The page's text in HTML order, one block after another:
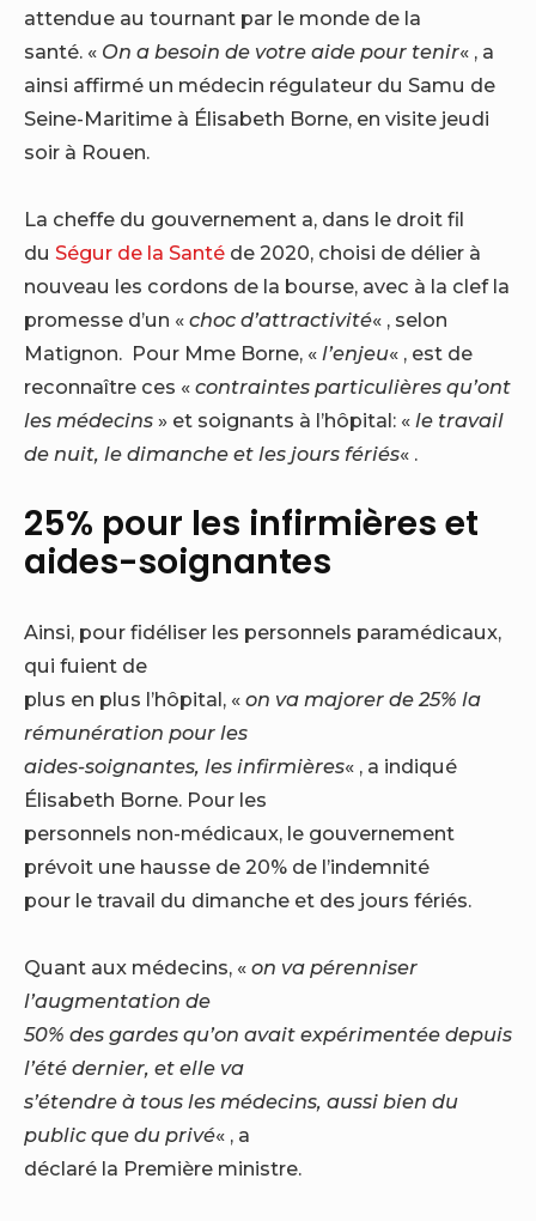
attendue au tournant par le monde de la
santé. « On a besoin de votre aide pour tenir« , a
ainsi affirmé un médecin régulateur du Samu de
Seine-Maritime à Élisabeth Borne, en visite jeudi
soir à Rouen.
La cheffe du gouvernement a, dans le droit fil
du Ségur de la Santé de 2020, choisi de délier à
nouveau les cordons de la bourse, avec à la clef la
promesse d’un « choc d’attractivité« , selon
Matignon. Pour Mme Borne, « l’enjeu« , est de
reconnaître ces « contraintes particulières qu’ont
les médecins » et soignants à l’hôpital: « le travail
de nuit, le dimanche et les jours fériés« .
25% pour les infirmières et
aides-soignantes
Ainsi, pour fidéliser les personnels paramédicaux,
qui fuient de
plus en plus l’hôpital, « on va majorer de 25% la
rémunération pour les
aides-soignantes, les infirmières« , a indiqué
Élisabeth Borne. Pour les
personnels non-médicaux, le gouvernement
prévoit une hausse de 20% de l’indemnité
pour le travail du dimanche et des jours fériés.
Quant aux médecins, « on va pérenniser
l’augmentation de
50% des gardes qu’on avait expérimentée depuis
l’été dernier, et elle va
s’étendre à tous les médecins, aussi bien du
public que du privé« , a
déclaré la Première ministre.